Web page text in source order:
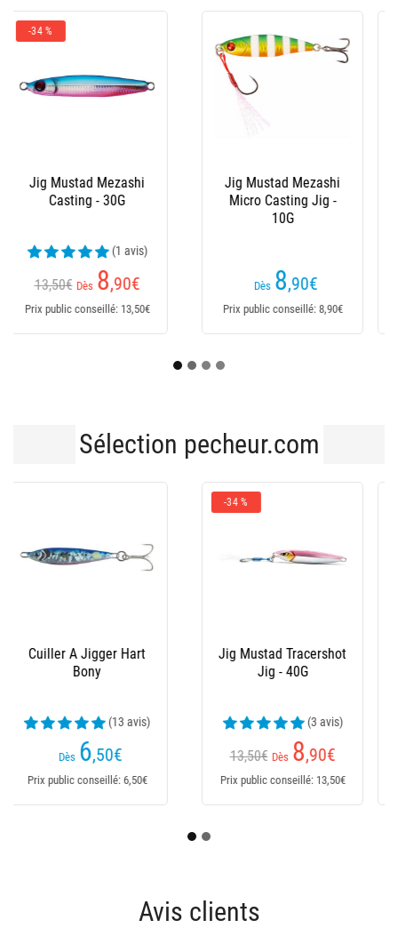
-38 %
Jig Mustad Moonriser
- 120G
14,50€ Dès 8,90
Prix public conseillé: 14,50€
-36 %
Jig Mustad Moonriser
- 150G
15,50€ Dès 9
Prix public conseillé: 15,50€
Sélection pecheur.com
Jig Mustad Tracershot
Jig - 15G
9,50€ Dès 5
Prix public conseillé: 9,50€
-40 %
Jig Mustad Tracershot
Jig - 25G
11,50€ Dès 6,90
Prix public conseillé: 11,50€
Avis clients